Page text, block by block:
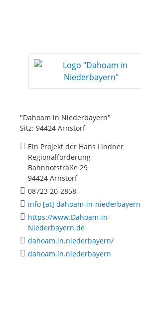
"Dahoam in Niederbayern"
Sitz: 94424 Arnstorf
Ein Projekt der Hans Lindner
Regionalförderung
Bahnhofstraße 29
94424 Arnstorf
08723 20-2858
info [at] dahoam-in-
https://www.Dahoam-in-
Niederbayern.de
dahoam.in.niederbayern/
dahoam.in.niederbayern